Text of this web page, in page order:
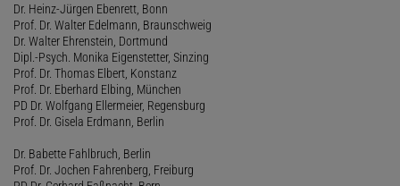
Dr. Heinz-Jürgen Ebenrett, Bonn
Prof. Dr. Walter Edelmann, Braunschweig
Dr. Walter Ehrenstein, Dortmund
Dipl.-Psych. Monika Eigenstetter, Sinzing
Prof. Dr. Thomas Elbert, Konstanz
Prof. Dr. Eberhard Elbing, München
PD Dr. Wolfgang Ellermeier, Regensburg
Prof. Dr. Gisela Erdmann, Berlin
Dr. Babette Fahlbruch, Berlin
Prof. Dr. Jochen Fahrenberg, Freiburg